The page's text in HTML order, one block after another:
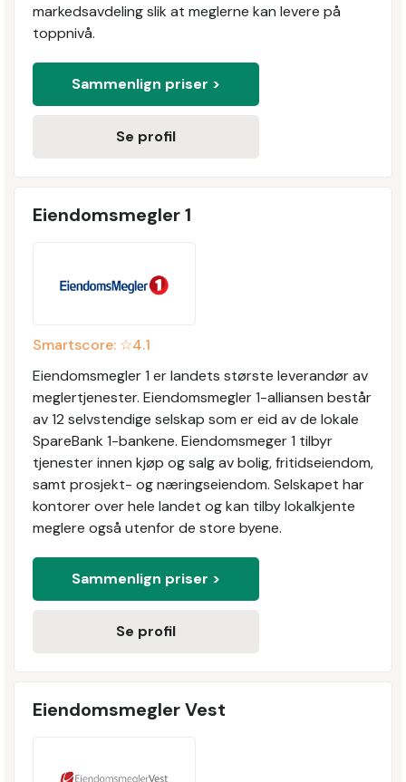
markedsavdeling slik at meglerne kan levere på
toppnivå.
Sammenlign priser >
Se profil
Eiendomsmegler 1
Smartscore: ☆4.1
Eiendomsmegler 1 er landets største leverandør av
meglertjenester. Eiendomsmegler 1-alliansen består
av 12 selvstendige selskap som er eid av de lokale
SpareBank 1-bankene. Eiendomsmeger 1 tilbyr
tjenester innen kjøp og salg av bolig, fritidseiendom,
samt prosjekt- og næringseiendom. Selskapet har
kontorer over hele landet og kan tilby lokalkjente
meglere også utenfor de store byene.
Sammenlign priser >
Se profil
Eiendomsmegler Vest